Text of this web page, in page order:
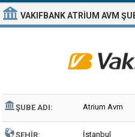
VAKIFBANK ATRIUM AVM
ŞUBE ADI: Atrium Avm
ŞEHIR: İstanbul